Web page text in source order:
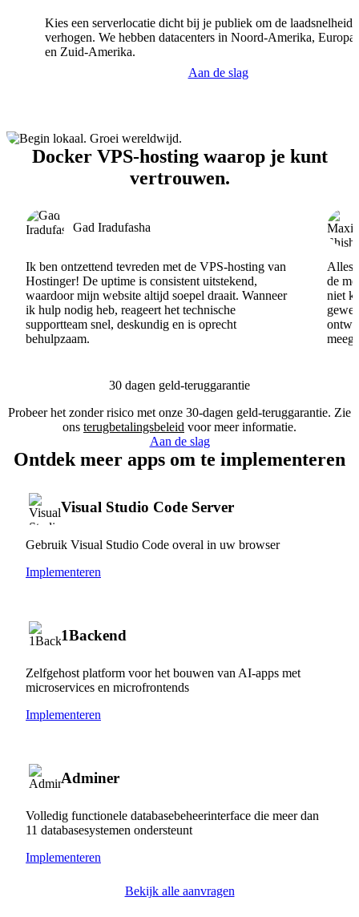
Kies een serverlocatie dicht bij je publiek om de laadsnelheid
verhogen. We hebben datacenters in Noord-Amerika,
en Zuid-Amerika.
Aan de slag
Docker VPS-hosting waarop je kunt
vertrouwen.
Gad Iradufasha
Ik ben ontzettend tevreden met de VPS-hosting van
Hostinger! De uptime is consistent uitstekend,
waardoor mijn website altijd soepel draait. Wanneer
ik hulp nodig heb, reageert het technische
supportteam snel, deskundig en is oprecht
behulpzaam.
Alles
de
niet
30 dagen geld-teruggarantie
Probeer het zonder risico met onze 30-dagen geld-teruggarantie. Zie
ons terugbetalingsbeleid voor meer informatie.
Aan de slag
Ontdek meer apps om te implementeren
Visual Studio Code Server
Gebruik Visual Studio Code overal in uw browser
Implementeren
1Backend
Zelfgehost platform voor het bouwen van AI-apps met
microservices en microfrontends
Implementeren
Adminer
Volledig functionele databasebeheerinterface die meer dan
11 databasesystemen ondersteunt
Implementeren
Bekijk alle aanvragen